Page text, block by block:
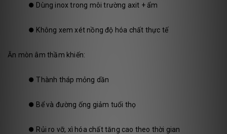
⏺️ Dùng inox trong môi trường axit + ẩm
⏺️ Không xem xét nồng độ hóa chất thực tế
Ăn mòn âm thầm khiến:
⏺️Thành tháp mỏng dần
⏺️ Bể và đường ống giảm tuổi thọ
⏺️ Rủi ro vỡ, xì hóa chất tăng cao theo thời gian